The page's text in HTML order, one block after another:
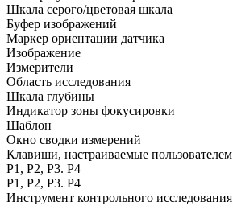
Шкала серого/цветовая шкала
Буфер изображений
Маркер ориентации датчика
Изображение
Измерители
Область исследования
Шкала глубины
Индикатор зоны фокусировки
Шаблон
Окно сводки измерений
Клавиши, настраиваемые пользователем
P1, P2, P3. P4
P1, P2, P3. P4
Инструмент контрольного исследования